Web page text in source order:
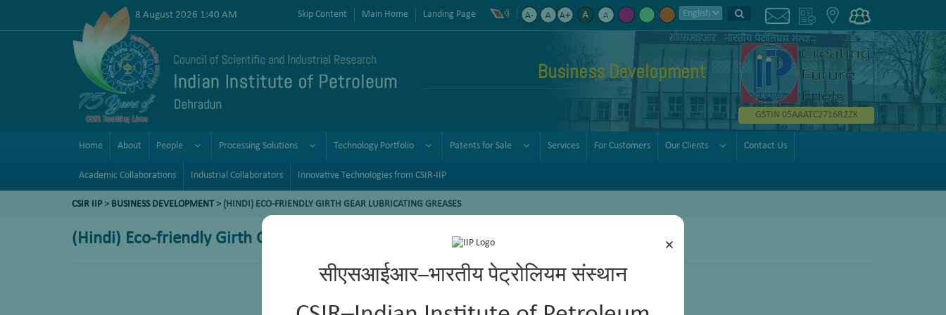
×
सीएसआईआर–भारतीय पेट्रोलियम संस्थान
8 August 2026 1:40 AM Skip Content Main Home Landing Page
Business Development
GSTIN 05AAATC2716R2ZK
Home About People Processing Solutions Technology Portfolio Patents for Sale Services For Customers Our Clients Contact Us
Academic Collaborations Industrial Collaborators Innovative Technologies from CSIR-IIP
CSIR IIP > BUSINESS DEVELOPMENT > (HINDI) ECO-FRIENDLY GIRTH GEAR LUBRICATING GREASES
(Hindi) Eco-friendly Girth Gear Lubricating Greases